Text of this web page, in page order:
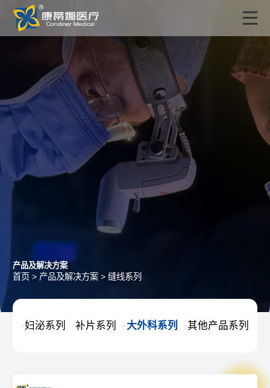
产品及解决方案
首页 > 产品及解决方案> 缝线系列
 妇泌系列  补片系列  大外科系列  其他产品系列